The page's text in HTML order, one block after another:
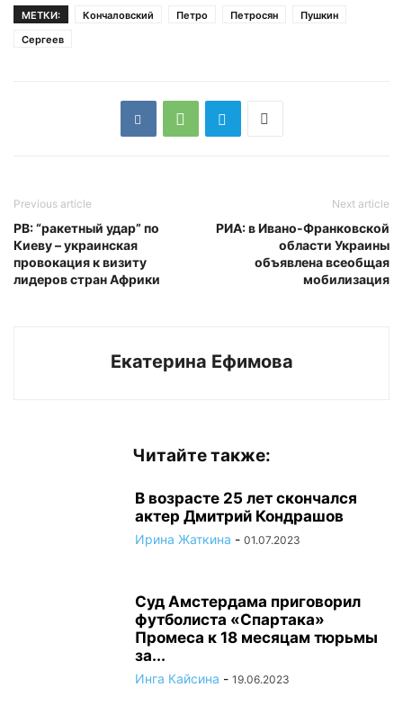
МЕТКИ: Кончаловский Петро Петросян
Пушкин
Сергеев
Previous article
РВ: “ракетный удар” по
Киеву – украинская
провокация к визиту
лидеров стран Африки
Next article
РИА: в Ивано-Франковской
области Украины
объявлена всеобщая
мобилизация
Екатерина Ефимова
Читайте также:
В возрасте 25 лет скончался
актер Дмитрий Кондрашов
Ирина Жаткина - 01.07.2023
Суд Амстердама приговорил
футболиста «Спартака»
Промеса к 18 месяцам тюрьмы
за...
Инга Кайсина - 19.06.2023